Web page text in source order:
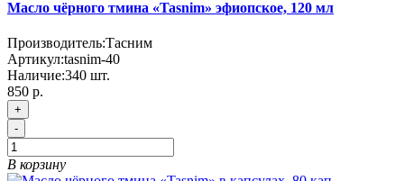
Масло чёрного тмина «Tasnim» эфиопское, 120 мл
Производитель:Тасним
Артикул:tasnim-40
Наличие:340 шт.
850 р.
+
-
В корзину